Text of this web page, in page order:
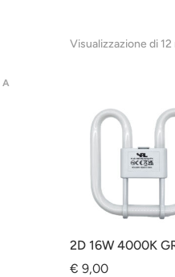
Visualizzazione di
2D 16W 4000K
€ 9,00